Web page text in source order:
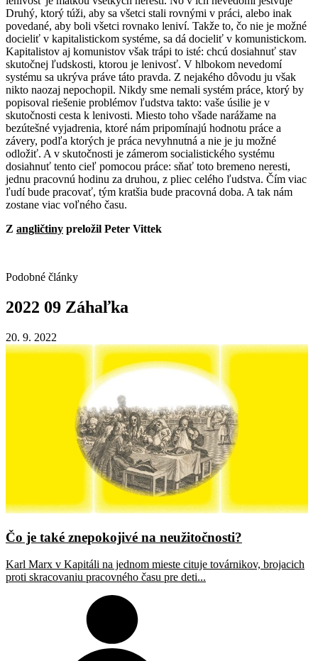
Druhý, ktorý túži, aby sa všetci stali rovnými v práci, alebo inak
povedané, aby boli všetci rovnako leniví. Takže to, čo nie je možné
docieliť v kapitalistickom systéme, sa dá docieliť v komunistickom.
Kapitalistov aj komunistov však trápi to isté: chcú dosiahnuť stav
skutočnej ľudskosti, ktorou je lenivosť. V hlbokom nevedomí
systému sa ukrýva práve táto pravda. Z nejakého dôvodu ju však
nikto naozaj nepochopil. Nikdy sme nemali systém práce, ktorý by
popisoval riešenie problémov ľudstva takto: vaše úsilie je v
skutočnosti cesta k lenivosti. Miesto toho všade narážame na
bezútešné vyjadrenia, ktoré nám pripomínajú hodnotu práce a
závery, podľa ktorých je práca nevyhnutná a nie je ju možné
odložiť. A v skutočnosti je zámerom socialistického systému
dosiahnuť tento cieľ pomocou práce: sňať toto bremeno neresti,
jednu pracovnú hodinu za druhou, z pliec celého ľudstva. Čím viac
ľudí bude pracovať, tým kratšia bude pracovná doba. A tak nám
zostane viac voľného času.
Z angličtiny preložil Peter Vittek
Podobné články
2022 09 Záhaľka
20. 9. 2022
Čo je také znepokojivé na neužitočnosti?
Karl Marx v Kapitáli na jednom mieste cituje továrnikov, brojacich
proti skracovaniu pracovného času pre deti...